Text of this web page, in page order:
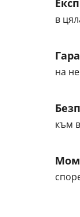
в
на
към